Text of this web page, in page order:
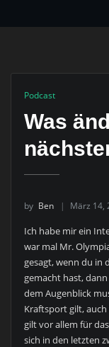
Podcast
Was
by Ben März 14,
Ich habe mir ein
war mal Mr.
gesagt, wenn du in
gemacht hast,
dem Augenblick
Kraftsport gilt, auch
gilt vor allem für
sich in den letzten